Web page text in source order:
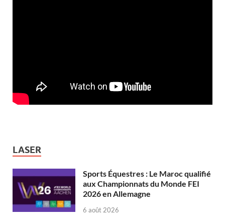
LASER
Sports Équestres : Le Maroc qualifié
aux Championnats du Monde FEI
2026 en Allemagne
6 août 2026